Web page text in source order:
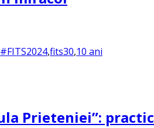
#FITS2024,fits30,10 ani
Prieteniei”: